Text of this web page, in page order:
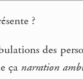
?
des
ça narration